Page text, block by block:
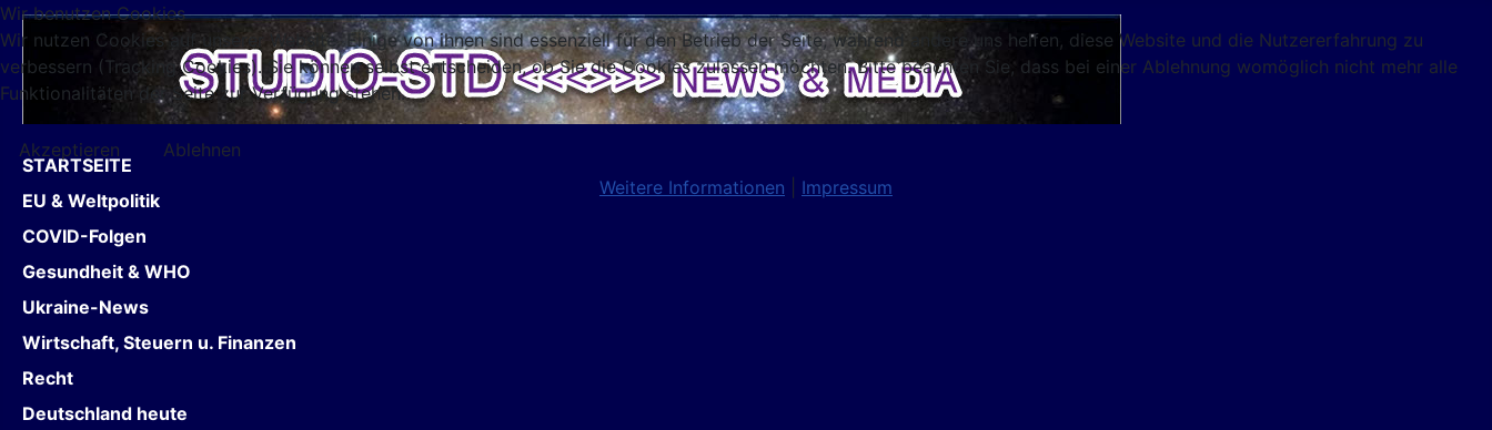
STARTSEITE
EU & Weltpolitik
COVID-Folgen
Gesundheit & WHO
Ukraine-News
Wirtschaft, Steuern u. Finanzen
Recht
Deutschland heute
Wir benutzen Cookies
Wir nutzen Cookies auf unserer Website. Einige von ihnen sind essenziell für den Betrieb der Seite, während andere uns helfen, diese Website und die Nutzererfahrung zu
verbessern (Tracking Cookies). Sie können selbst entscheiden, ob Sie die Cookies zulassen möchten. Bitte beachten Sie, dass bei einer Ablehnung womöglich nicht mehr alle
Funktionalitäten der Seite zur Verfügung stehen.
Akzeptieren
Ablehnen
Weitere Informationen
Impressum